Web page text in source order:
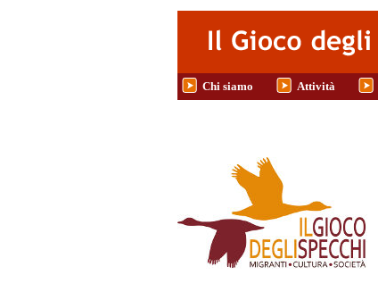
Chi siamo Attività